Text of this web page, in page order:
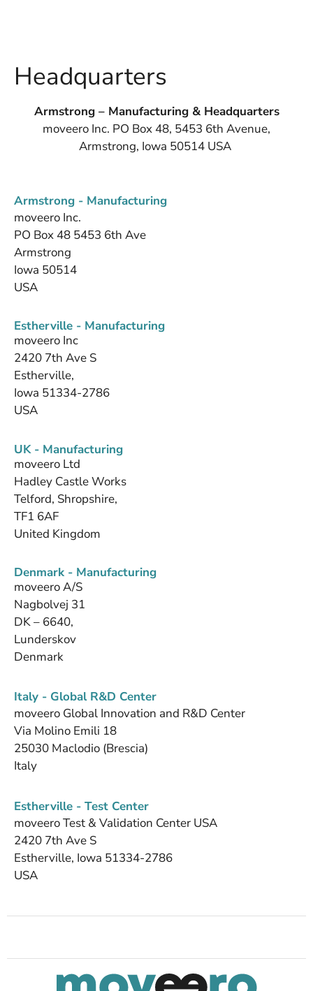
Headquarters
Armstrong – Manufacturing & Headquarters
moveero Inc. PO Box 48, 5453 6th Avenue,
Armstrong, Iowa 50514 USA
Armstrong - Manufacturing
moveero Inc.
PO Box 48 5453 6th Ave
Armstrong
Iowa 50514
USA
Estherville - Manufacturing
moveero Inc
2420 7th Ave S
Estherville,
Iowa 51334-2786
USA
UK - Manufacturing
moveero Ltd
Hadley Castle Works
Telford, Shropshire,
TF1 6AF
United Kingdom
Denmark - Manufacturing
moveero A/S
Nagbolvej 31
DK – 6640,
Lunderskov
Denmark
Italy - Global R&D Center
moveero Global Innovation and R&D Center
Via Molino Emili 18
25030 Maclodio (Brescia)
Italy
Estherville - Test Center
moveero Test & Validation Center USA
2420 7th Ave S
Estherville, Iowa 51334-2786
USA